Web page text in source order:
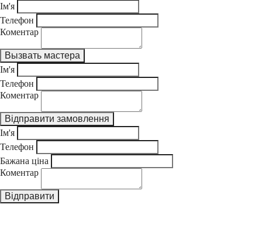
Ім'я
Телефон
Коментар
Ім'я
Телефон
Коментар
Ім'я
Телефон
Бажана ціна
Коментар